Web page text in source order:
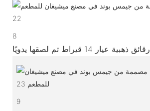
8
رقائق ذهبية عيار 14 قيراط تم لصقها يدويًا
9